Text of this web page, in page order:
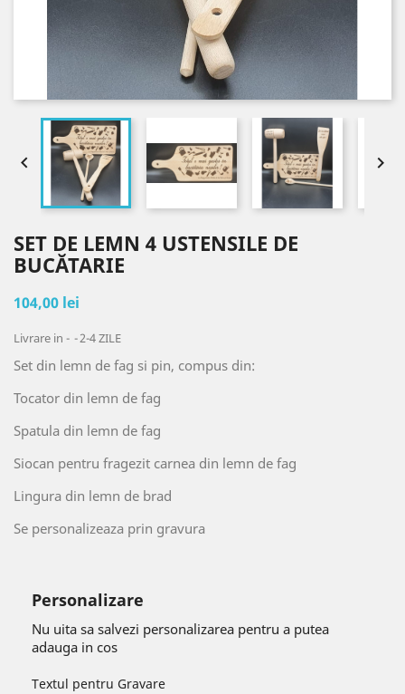
 
SET DE LEMN 4 USTENSILE DE
BUCĂTARIE
104,00 lei
Livrare in - 2-4 ZILE
Set din lemn de fag si pin, compus din:
Tocator din lemn de fag
Spatula din lemn de fag
Siocan pentru fragezit carnea din lemn de fag
Lingura din lemn de brad
Se personalizeaza prin gravura
Personalizare
Nu uita sa salvezi personalizarea pentru a putea
adauga in cos
Textul pentru Gravare